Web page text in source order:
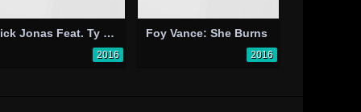
Nick Jonas Feat. Ty Dolla $ign: Bacon
2016
Foy Vance: She Burns
2016